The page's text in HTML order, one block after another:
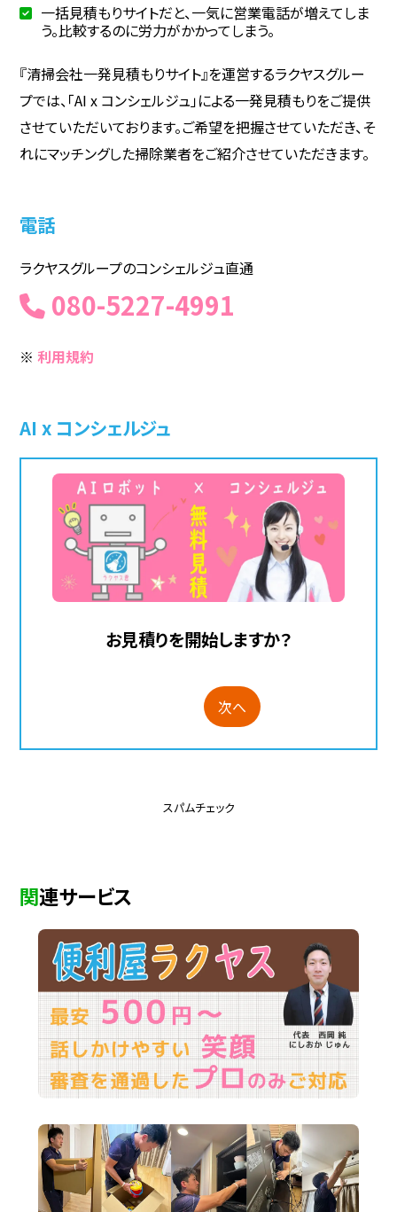
一括見積もりサイトだと、一気に営業電話が増えてしま
う。比較するのに労力がかかってしまう。
『清掃会社一発見積もりサイト』を運営するラクヤスグルー
プでは、「AI x コンシェルジュ」による一発見積もりをご提供
させていただいております。ご希望を把握させていただき、そ
れにマッチングした掃除業者をご紹介させていただきます。
電話
ラクヤスグループのコンシェルジュ直通
080-5227-4991
※利用規約
AI x コンシェルジュ
お見積りを開始しますか？
次へ
スパムチェック
関連サービス